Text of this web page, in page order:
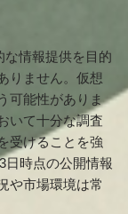
情報提供を目的
りません。仮想
可能性がありま
いて十分な調査
受けることを強
日時点の公開情報
や市場環境は常